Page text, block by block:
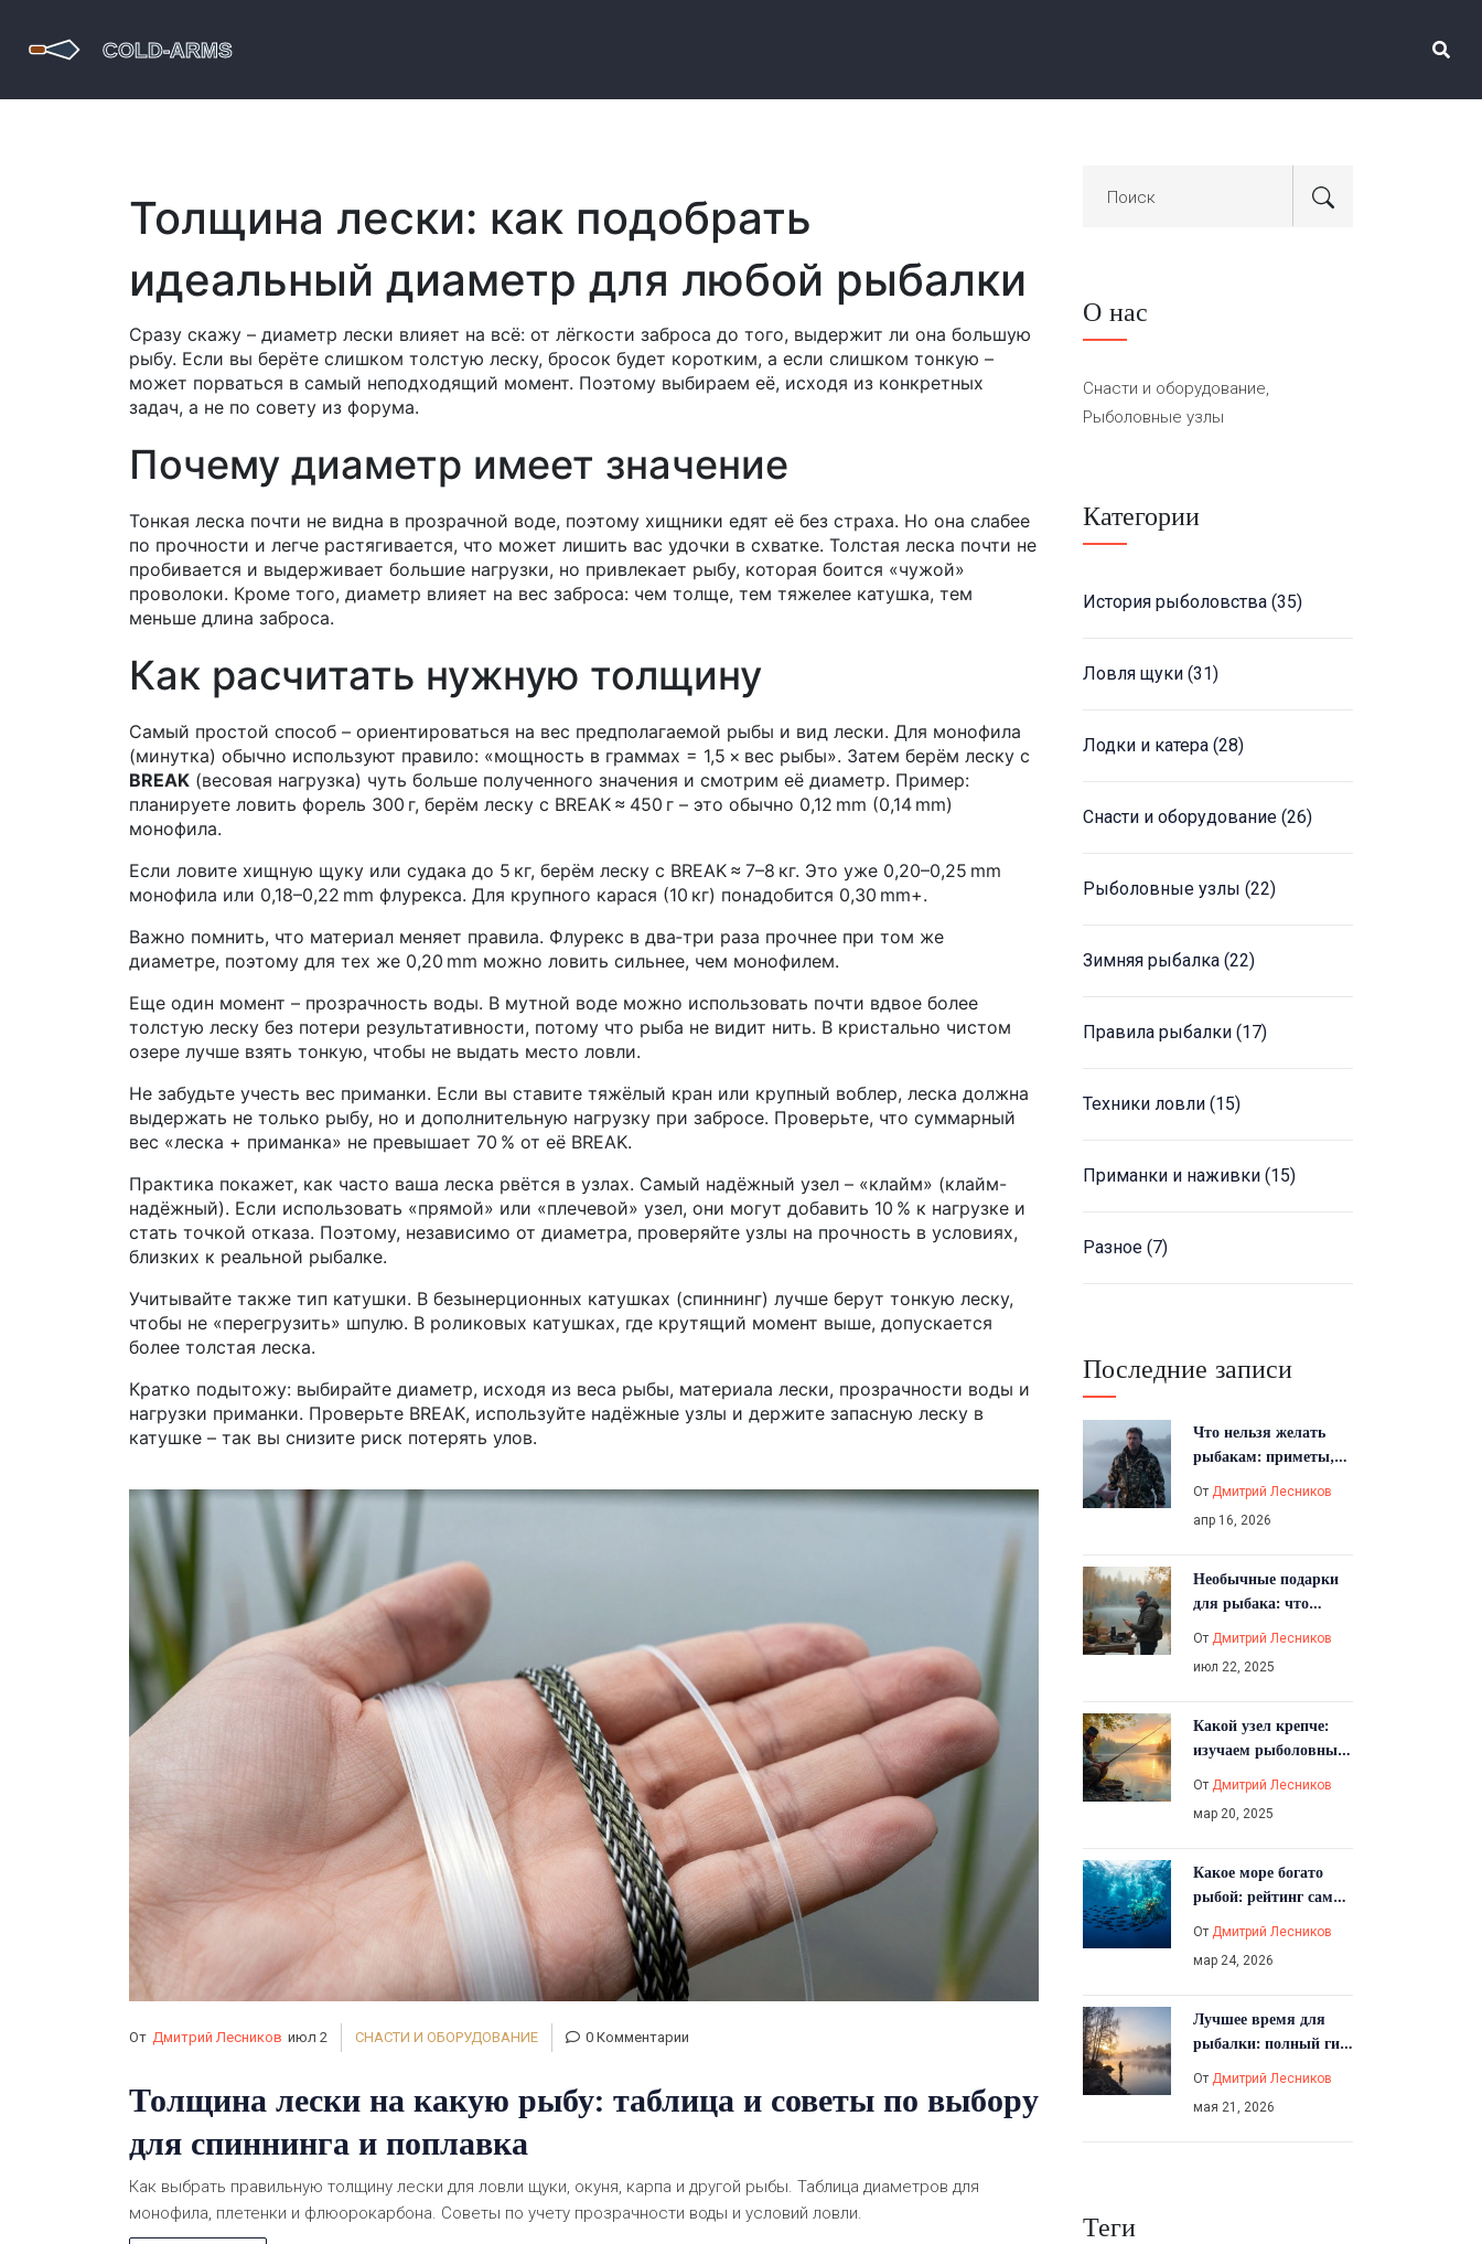
Толщина лески: как подобрать
идеальный диаметр для любой рыбалки
Сразу скажу – диаметр лески влияет на всё: от лёгкости заброса до того, выдержит ли она большую
рыбу. Если вы берёте слишком толстую леску, бросок будет коротким, а если слишком тонкую –
может порваться в самый неподходящий момент. Поэтому выбираем её, исходя из конкретных
задач, а не по совету из форума.
Почему диаметр имеет значение
Тонкая леска почти не видна в прозрачной воде, поэтому хищники едят её без страха. Но она слабее
по прочности и легче растягивается, что может лишить вас удочки в схватке. Толстая леска почти не
пробивается и выдерживает большие нагрузки, но привлекает рыбу, которая боится «чужой»
проволоки. Кроме того, диаметр влияет на вес заброса: чем толще, тем тяжелее катушка, тем
меньше длина заброса.
Как расчитать нужную толщину
Самый простой способ – ориентироваться на вес предполагаемой рыбы и вид лески. Для монофила
(минутка) обычно используют правило: «мощность в граммах = 1,5 × вес рыбы». Затем берём леску с
BREAK (весовая нагрузка) чуть больше полученного значения и смотрим её диаметр. Пример:
планируете ловить форель 300 г, берём леску с BREAK ≈ 450 г – это обычно 0,12 mm (0,14 mm)
монофила.
Если ловите хищную щуку или судака до 5 кг, берём леску с BREAK ≈ 7–8 кг. Это уже 0,20–0,25 mm
монофила или 0,18–0,22 mm флурекса. Для крупного карася (10 кг) понадобится 0,30 mm+.
Важно помнить, что материал меняет правила. Флурекс в два‑три раза прочнее при том же
диаметре, поэтому для тех же 0,20 mm можно ловить сильнее, чем монофилем.
Еще один момент – прозрачность воды. В мутной воде можно использовать почти вдвое более
толстую леску без потери результативности, потому что рыба не видит нить. В кристально чистом
озере лучше взять тонкую, чтобы не выдать место ловли.
Не забудьте учесть вес приманки. Если вы ставите тяжёлый кран или крупный воблер, леска должна
выдержать не только рыбу, но и дополнительную нагрузку при забросе. Проверьте, что суммарный
вес «леска + приманка» не превышает 70 % от её BREAK.
Практика покажет, как часто ваша леска рвётся в узлах. Самый надёжный узел – «клайм» (клайм-
надёжный). Если использовать «прямой» или «плечевой» узел, они могут добавить 10 % к нагрузке и
стать точкой отказа. Поэтому, независимо от диаметра, проверяйте узлы на прочность в условиях,
близких к реальной рыбалке.
Учитывайте также тип катушки. В безынерционных катушках (спиннинг) лучше берут тонкую леску,
чтобы не «перегрузить» шпулю. В роликовых катушках, где крутящий момент выше, допускается
более толстая леска.
Кратко подытожу: выбирайте диаметр, исходя из веса рыбы, материала лески, прозрачности воды и
нагрузки приманки. Проверьте BREAK, используйте надёжные узлы и держите запасную леску в
катушке – так вы снизите риск потерять улов.
От Дмитрий Лесников июл 2 СНАСТИ И ОБОРУДОВАНИЕ 0 Комментарии
Толщина лески на какую рыбу: таблица и советы по выбору
для спиннинга и поплавка
Как выбрать правильную толщину лески для ловли щуки, окуня, карпа и другой рыбы. Таблица диаметров для
монофила, плетенки и флюорокарбона. Советы по учету прозрачности воды и условий ловли.
О нас
Снасти и оборудование,
Рыболовные узлы
Категории
История рыболовства (35)
Ловля щуки (31)
Лодки и катера (28)
Снасти и оборудование (26)
Рыболовные узлы (22)
Зимняя рыбалка (22)
Правила рыбалки (17)
Техники ловли (15)
Приманки и наживки (15)
Разное (7)
Последние записи
Что нельзя желать
рыбакам: приметы,
От Дмитрий Лесников
апр 16, 2026
Необычные подарки
для рыбака: что
удивить
От Дмитрий Лесников
июл 22, 2025
Какой узел крепче:
изучаем рыболовные
От Дмитрий Лесников
мар 20, 2025
Какое море богато
рыбой: рейтинг самых
водоемов
От Дмитрий Лесников
мар 24, 2026
Лучшее время для
рыбалки: полный гид
суточным циклам
От Дмитрий Лесников
мая 21, 2026
Теги